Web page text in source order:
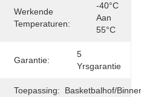
Werkende
Temperaturen:
-40°C
Aan
55°C
Garantie:
5
Yrsgarantie
Toepassing: Basketbalhof/